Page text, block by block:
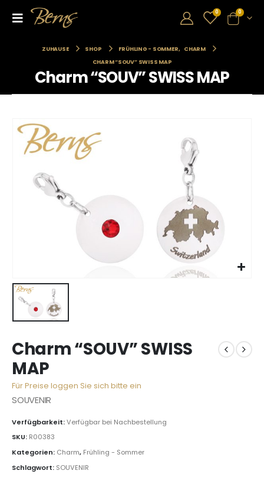
0 0
ZUHAUSE SHOP FRÜHLING - SOMMER,
CHARM
CHARM “SOUV” SWISS MAP
Charm “SOUV” SWISS MAP
Charm “SOUV” SWISS
MAP
Für Preise loggen Sie sich bitte ein
SOUVENIR
Verfügbarkeit:Verfügbar bei Nachbestellung
SKU: R00383
Kategorien: Charm, Frühling - Sommer
Schlagwort: SOUVENIR